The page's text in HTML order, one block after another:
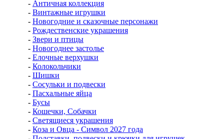
- Античная коллекция
- Винтажные игрушки
- Новогодние и сказочные персонажи
- Рождественские украшения
- Звери и птицы
- Новогоднее застолье
- Елочные верхушки
- Колокольчики
- Шишки
- Сосульки и подвески
- Пасхальные яйца
- Бусы
- Кошечки, Собачки
- Светящиеся украшения
- Коза и Овца - Символ 2027 года